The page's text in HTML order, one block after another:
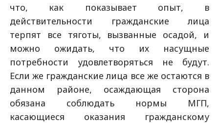
что, как показывает опыт, в
действительности гражданские лица
терпят все тяготы, вызванные осадой, и
можно ожидать, что их насущные
потребности удовлетворяться не будут.
Если же гражданские лица все же остаются в
данном районе, осаждающая сторона
обязана соблюдать нормы МГП,
касающиеся оказания гражданскому